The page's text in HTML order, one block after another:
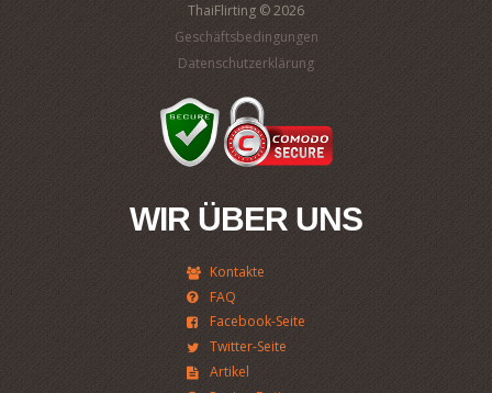
ThaiFlirting © 2026
Geschäftsbedingungen
Datenschutzerklärung
WIR ÜBER UNS
Kontakte
FAQ
Facebook-Seite
Twitter-Seite
Artikel